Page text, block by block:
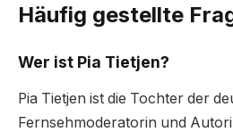
Häufig gestellte
Wer ist Pia Tietjen?
Pia Tietjen ist die Tochter der
Fernsehmoderatorin und